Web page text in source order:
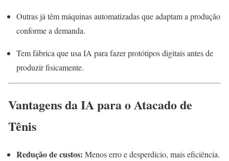
Outras já têm máquinas automatizadas que adaptam a produção
conforme a demanda.
Tem fábrica que usa IA para fazer protótipos digitais antes de
produzir fisicamente.
Vantagens da IA para o Atacado de
Tênis
Redução de custos: Menos erro e desperdício, mais eficiência.